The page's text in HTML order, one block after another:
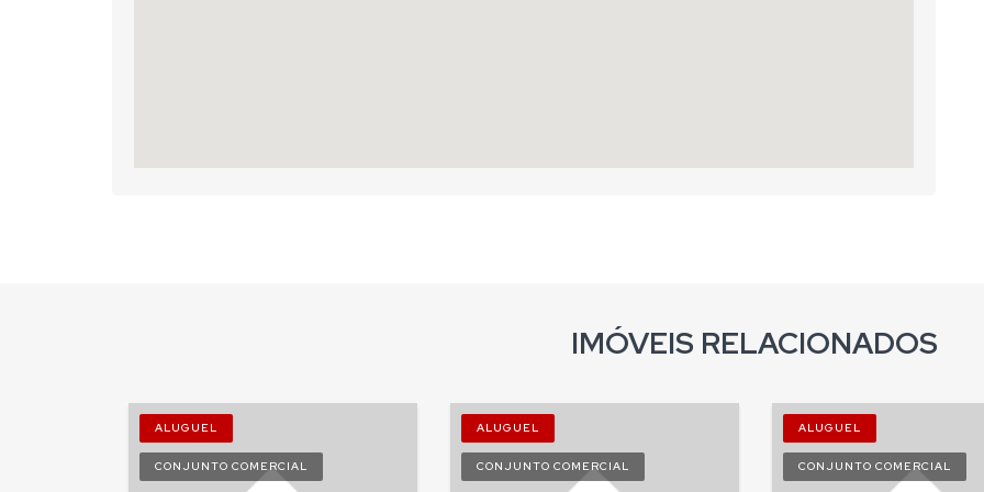
IMÓVEIS RELACIONADOS
ALUGUEL
CONJUNTO COMERCIAL
ALUGUEL
CONJUNTO COMERCIAL
ALUGUEL
CONJUNTO COMERCIAL